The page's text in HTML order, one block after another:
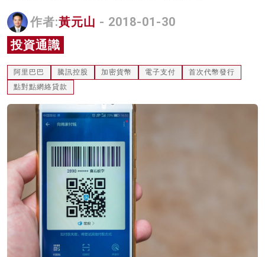
科技
影片
灼見活動
關於我們
作者:黃元山 - 2018-01-30
投資通識
阿里巴巴 騰訊控股 加密貨幣 電子支付
首次代幣發行
點對點網絡貸款